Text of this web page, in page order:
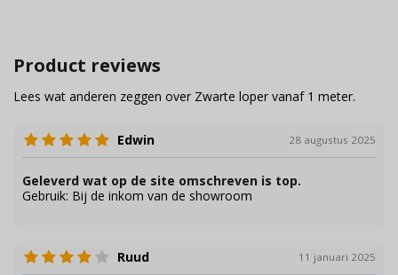
Product reviews
Lees wat anderen zeggen over Zwarte loper vanaf 1 meter.
Edwin 28 augustus 2025
Geleverd wat op de site omschreven is top.
Gebruik: Bij de inkom van de showroom
Ruud 11 januari 2025